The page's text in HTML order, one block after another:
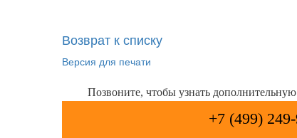
Возврат к списку
Версия для печати
Позвоните, чтобы узнать
+7 (499)